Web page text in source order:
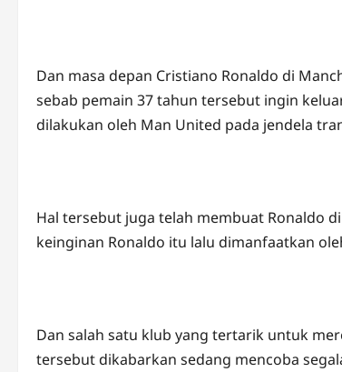
Dan masa depan Cristiano Ronaldo di
sebab pemain 37 tahun tersebut ingin
dilakukan oleh Man United pada jendela
Hal tersebut juga telah membuat Ronaldo
keinginan Ronaldo itu lalu dimanfaatkan
Dan salah satu klub yang tertarik untuk
tersebut dikabarkan sedang mencoba